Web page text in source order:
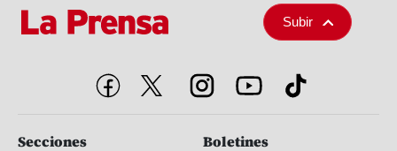
Subir
Secciones Boletines